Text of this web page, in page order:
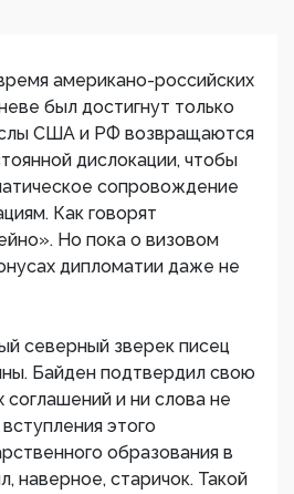
американо-российских
был достигнут только
США и РФ возвращаются
дислокации, чтобы
сопровождение
Как говорят
Но пока о визовом
дипломатии даже не
северный зверек писец
Байден подтвердил свою
и ни слова не
этого
образования в
наверное, старичок. Такой